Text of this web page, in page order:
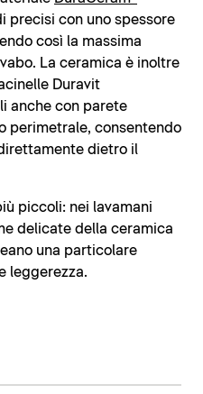
precisi con uno spessore
così la massima
La ceramica è inoltre
Duravit
anche con parete
perimetrale, consentendo
dietro il
piccoli: nei lavamani
delicate della ceramica
una particolare
leggerezza.